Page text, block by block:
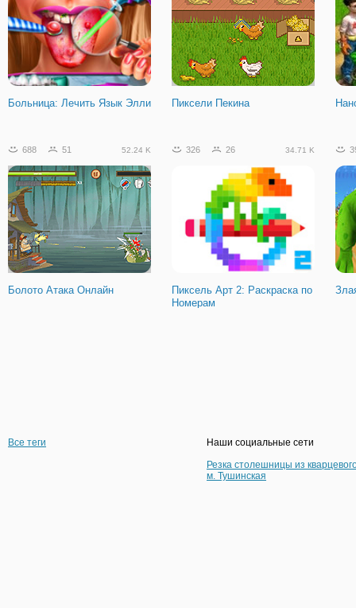
Ракетные Стрелялки 3Д
Больница: Лечить Язык Элли Пиксели Пекина
688 51 52.24 K
Болото Атака Онлайн
326 26 34.71 K
Пиксель Арт 2: Раскраска по
Номерам
Все теги
Наши социальные сети
Резка столешницы из
м. Тушинская